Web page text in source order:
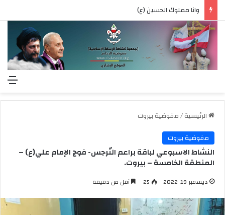
وانا مملوك الحسين (ع)
الرئيسية/مفوضية بيروت
مفوضية بيروت
النشاط الاسبوعي لباقة براعم النّرجس- فوج الإمام علي(ع) –
المنطقة الخامسة – بيروت.
ديسمبر 19, 2022 25 أقل من دقيقة